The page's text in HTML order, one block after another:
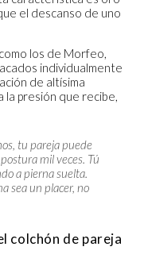
el descanso de uno
los de Morfeo,
individualmente
de altísima
la presión que recibe,
tu pareja puede
mil veces. Tú
a pierna suelta.
sea un placer, no
colchón de pareja